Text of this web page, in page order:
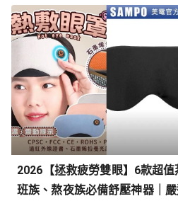
2026【拯救疲勞雙眼】6款超
班族、熬夜族必備舒壓神器｜